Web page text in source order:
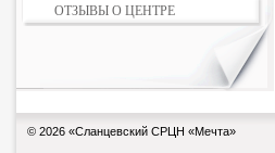
ОТЗЫВЫ О ЦЕНТРЕ
© 2026 «Сланцевский СРЦН «Мечта»